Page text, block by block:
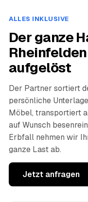
ALLES INKLUSIVE
Der ganze
aufgelöst
Der Partner sortiert
persönliche
Möbel, transportiert
auf Wunsch
Erbfall nehmen wir
ganze Last ab.
Jetzt anfragen